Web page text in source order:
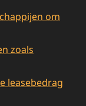
om
zoals
leasebedrag